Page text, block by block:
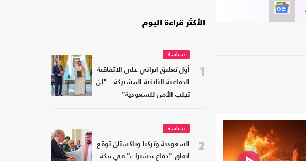
الأكثر قراءة اليوم
1
سياسة
أول تعليق إيراني على الاتفاقية
الدفاعية الثلاثية المشتركة.. "لن
تجلب الأمن للسعودية"
2
سياسة
السعودية وتركيا وباكستان توقع
اتفاق "دفاع مشترك" في مكة